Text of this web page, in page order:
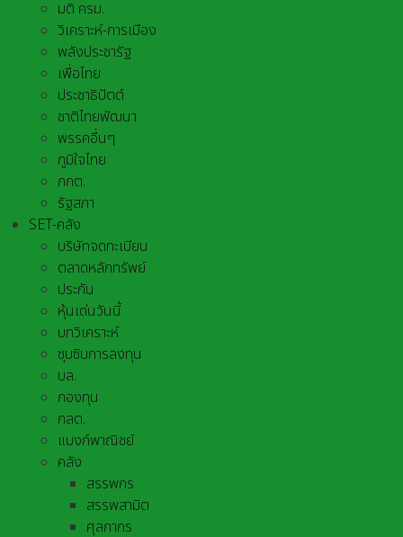
มติ ครม.
วิเคราะห์-การเมือง
พลังประชารัฐ
เพื่อไทย
ประชาธิปัตต์
ชาติไทยพัฒนา
พรรคอื่นๆ
ภูมิใจไทย
กกต.
รัฐสภา
SET-คลัง
บริษัทจดทะเบียน
ตลาดหลักทรัพย์
ประกัน
หุ้นเด่นวันนี้
บทวิเคราะห์
ซุบซิบการลงทุน
บล.
กองทุน
กลต.
แบงก์พาณิชย์
คลัง
สรรพกร
สรรพสามิต
ศุลกากร